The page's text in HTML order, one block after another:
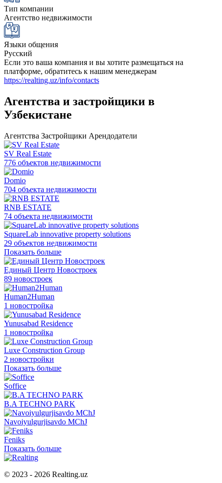
Тип компании
Агентство недвижимости
Языки общения
Русский
Если это ваша компания и вы хотите размещаться на
платформе, обратитесь к нашим менеджерам
https://realting.uz/info/contacts
Агентства и застройщики в
Узбекистане
Агентства Застройщики Арендодатели
SV Real Estate
776 объектов недвижимости
Domio
704 объекта недвижимости
RNB ESTATE
74 объекта недвижимости
SquareLab innovative property solutions
29 объектов недвижимости
Показать больше
Единый Центр Новостроек
89 новостроек
Human2Human
1 новостройка
Yunusabad Residence
1 новостройка
Luxe Construction Group
2 новостройки
Показать больше
Soffice
B.A TECHNO PARK
Navoiyulgurjisavdo MChJ
Feniks
Показать больше
© 2023 - 2026 Realting.uz